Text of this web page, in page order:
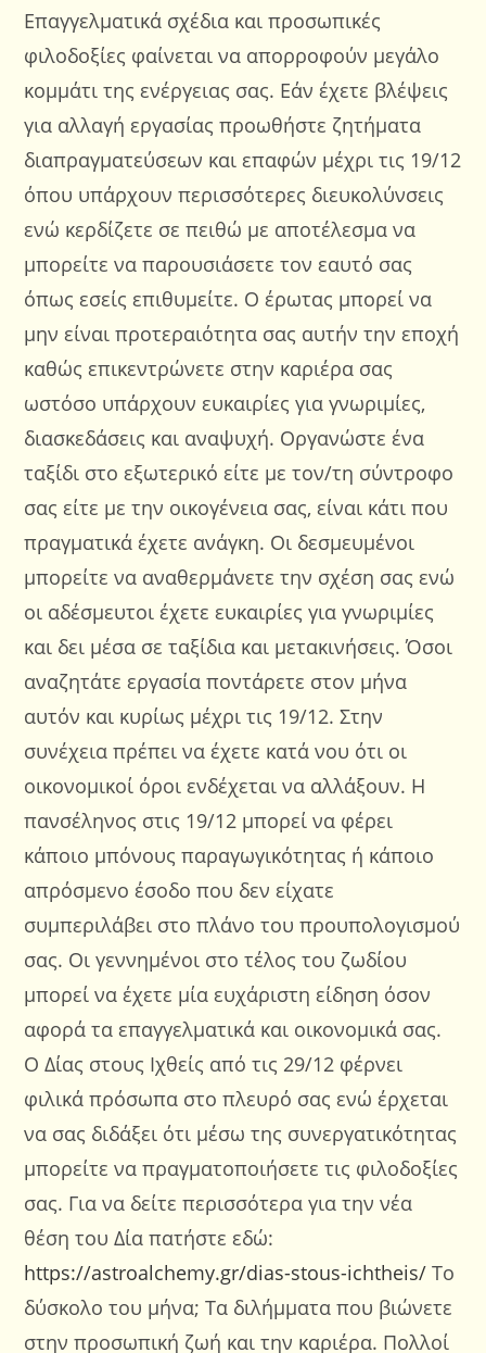
Επαγγελματικά σχέδια και προσωπικές
φιλοδοξίες φαίνεται να απορροφούν μεγάλο
κομμάτι της ενέργειας σας. Εάν έχετε βλέψεις
για αλλαγή εργασίας προωθήστε ζητήματα
διαπραγματεύσεων και επαφών μέχρι τις 19/12
όπου υπάρχουν περισσότερες διευκολύνσεις
ενώ κερδίζετε σε πειθώ με αποτέλεσμα να
μπορείτε να παρουσιάσετε τον εαυτό σας
όπως εσείς επιθυμείτε. Ο έρωτας μπορεί να
μην είναι προτεραιότητα σας αυτήν την εποχή
καθώς επικεντρώνετε στην καριέρα σας
ωστόσο υπάρχουν ευκαιρίες για γνωριμίες,
διασκεδάσεις και αναψυχή. Οργανώστε ένα
ταξίδι στο εξωτερικό είτε με τον/τη σύντροφο
σας είτε με την οικογένεια σας, είναι κάτι που
πραγματικά έχετε ανάγκη. Οι δεσμευμένοι
μπορείτε να αναθερμάνετε την σχέση σας ενώ
οι αδέσμευτοι έχετε ευκαιρίες για γνωριμίες
και δει μέσα σε ταξίδια και μετακινήσεις. Όσοι
αναζητάτε εργασία ποντάρετε στον μήνα
αυτόν και κυρίως μέχρι τις 19/12. Στην
συνέχεια πρέπει να έχετε κατά νου ότι οι
οικονομικοί όροι ενδέχεται να αλλάξουν. Η
πανσέληνος στις 19/12 μπορεί να φέρει
κάποιο μπόνους παραγωγικότητας ή κάποιο
απρόσμενο έσοδο που δεν είχατε
συμπεριλάβει στο πλάνο του προυπολογισμού
σας. Οι γεννημένοι στο τέλος του ζωδίου
μπορεί να έχετε μία ευχάριστη είδηση όσον
αφορά τα επαγγελματικά και οικονομικά σας.
Ο Δίας στους Ιχθείς από τις 29/12 φέρνει
φιλικά πρόσωπα στο πλευρό σας ενώ έρχεται
να σας διδάξει ότι μέσω της συνεργατικότητας
μπορείτε να πραγματοποιήσετε τις φιλοδοξίες
σας. Για να δείτε περισσότερα για την νέα
θέση του Δία πατήστε εδώ:
https://astroalchemy.gr/dias-stous-ichtheis/ Το
δύσκολο του μήνα; Τα διλήμματα που βιώνετε
στην προσωπική ζωή και την καριέρα. Πολλοί